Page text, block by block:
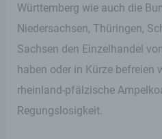
Württemberg wie auch die
Niedersachsen, Thüringen,
Sachsen den Einzelhandel
haben oder in Kürze befreien
rheinland-pfälzische
Regungslosigkeit.